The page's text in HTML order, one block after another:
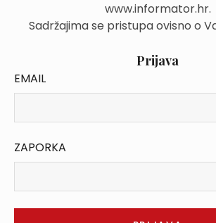
www.informator.hr.
Sadržajima se pristupa ovisno o
Prijava
EMAIL
ZAPORKA